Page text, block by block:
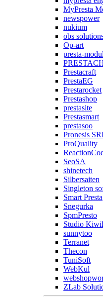
MyPresta
newspower
nukium
obs
Op-art
presta-
Prestacraft
PrestaEG
Prestarocket
Prestashop
prestasite
Prestasmart
prestasoo
Pronesis
ProQuality
SeoSA
shinetech
Silbersaiten
Singleton
Smart Presta
Snegurka
SpmPresto
Studio
sunnytoo
Terranet
Thecon
TuniSoft
WebKul
ZLab